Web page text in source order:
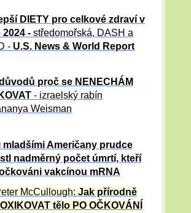
DIETY pro celkové zdraví v
2024 - středomořská, DASH a
- U.S. News & World Report
ů proč se NENECHÁM
- izraelský rabín
Weisman
mladšími Američany prudce
nadměrný počet úmrtí, kteří
vakcínou mRNA
McCullough: Jak přírodně
tělo PO OČKOVÁNÍ